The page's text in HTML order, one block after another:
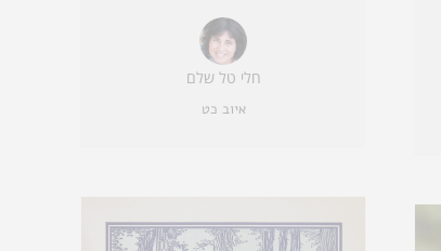
חלי טל שלם
איוב כט